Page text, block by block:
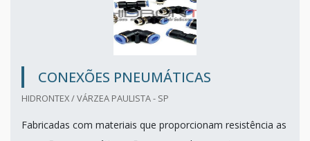
CONEXÕES PNEUMÁTICAS
HIDRONTEX / VÁRZEA PAULISTA - SP
Fabricadas com materiais que proporcionam resistência as